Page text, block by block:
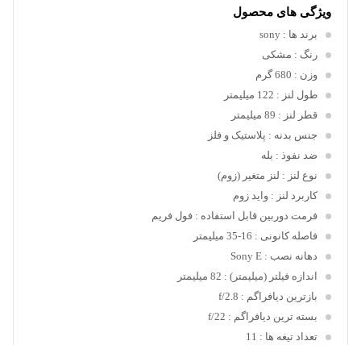
ویژگی های محصول
برند ها : sony
رنگ : مشکی
وزن : 680 گرم
طول لنز : 122 میلیمتر
قطر لنز : 89 میلیمتر
جنس بدنه : پلاستیک و فلز
ضد نفوذ : بله
نوع لنز : لنز متغیر (زوم)
کاربرد لنز : واید زوم
فرمت دوربین قابل استفاده : فول فریم
فاصله کانونی : 16-35 میلیمتر
دهانه نصب : Sony E
اندازه فیلتر (میلیمتر) : 82 میلیمتر
بازترین دیافراگم : f/2.8
بسته ترین دیافراگم : f/22
تعداد تیغه ها : 11